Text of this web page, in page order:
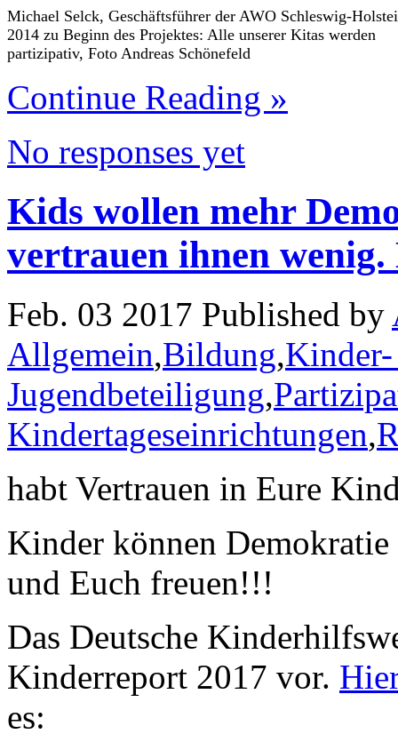
Michael Selck, Geschäftsführer der AWO Schleswig-
2014 zu Beginn des Projektes: Alle unserer Kitas werden
partizipativ, Foto Andreas Schönefeld
Continue Reading »
No responses yet
Kids wollen mehr
vertrauen ihnen
Feb. 03 2017 Published by
Allgemein,Bildung,
Jugendbeteiligung,
Kindertageseinrichtungen,
habt Vertrauen in Eure
Kinder können
und Euch freuen!!!
Das Deutsche
Kinderreport 2017 vor.
es: